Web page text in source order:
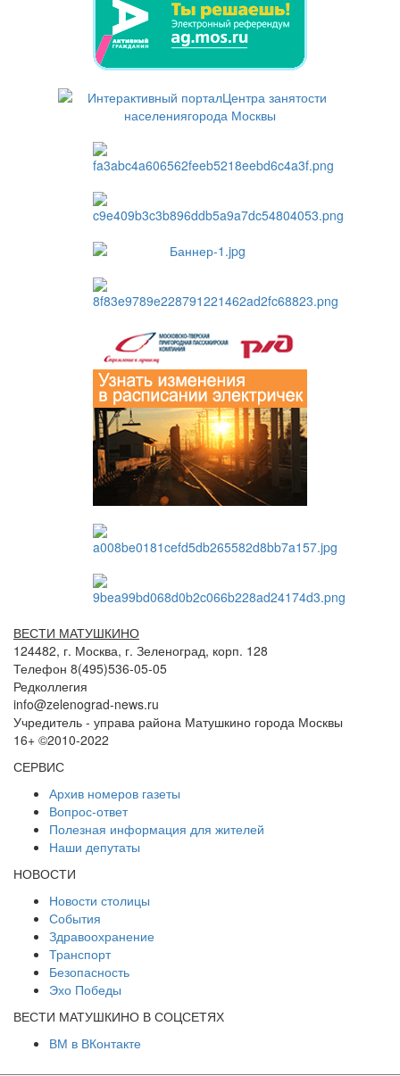
ВЕСТИ МАТУШКИНО
124482, г. Москва, г. Зеленоград, корп. 128
Телефон 8(495)536-05-05
Редколлегия
info@zelenograd-news.ru
Учредитель - управа района Матушкино города Москвы
16+ ©2010-2022
СЕРВИС
Архив номеров газеты
Вопрос-ответ
Полезная информация для жителей
Наши депутаты
НОВОСТИ
Новости столицы
События
Здравоохранение
Транспорт
Безопасность
Эхо Победы
ВЕСТИ МАТУШКИНО В СОЦСЕТЯХ
ВМ в ВКонтакте